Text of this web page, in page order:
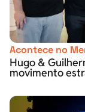
Acontece no
Hugo &
movimento